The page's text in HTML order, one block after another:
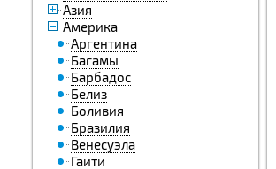
Азия
Америка
Аргентина
Багамы
Барбадос
Белиз
Боливия
Бразилия
Венесуэла
Гаити